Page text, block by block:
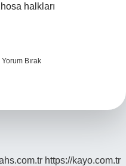
halkları
Yorum Bırak
https://kayo.com.tr